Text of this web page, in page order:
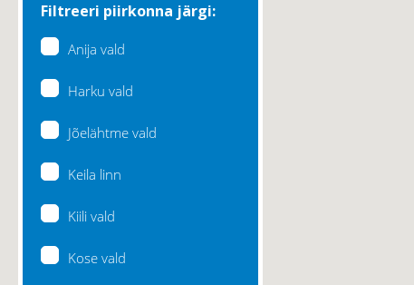
Filtreeri piirkonna järgi:
Anija vald
Harku vald
Jõelähtme vald
Keila linn
Kiili vald
Kose vald